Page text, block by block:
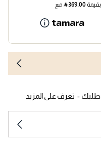
369.00
⃁ مع
تعرف على المزيد